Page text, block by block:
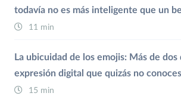
todavía no es más inteligente que un
11 min
La ubicuidad de los emojis: Más de dos
expresión digital que quizás no conoces
15 min